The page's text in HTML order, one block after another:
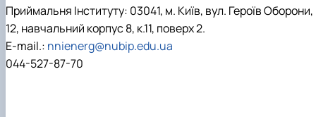
Приймальня Інституту: 03041, м. Київ, вул. Героїв Оборони,
12, навчальний корпус 8, к.11, поверх 2.
E-mail.: nnienerg@nubip.edu.ua
044-527-87-70